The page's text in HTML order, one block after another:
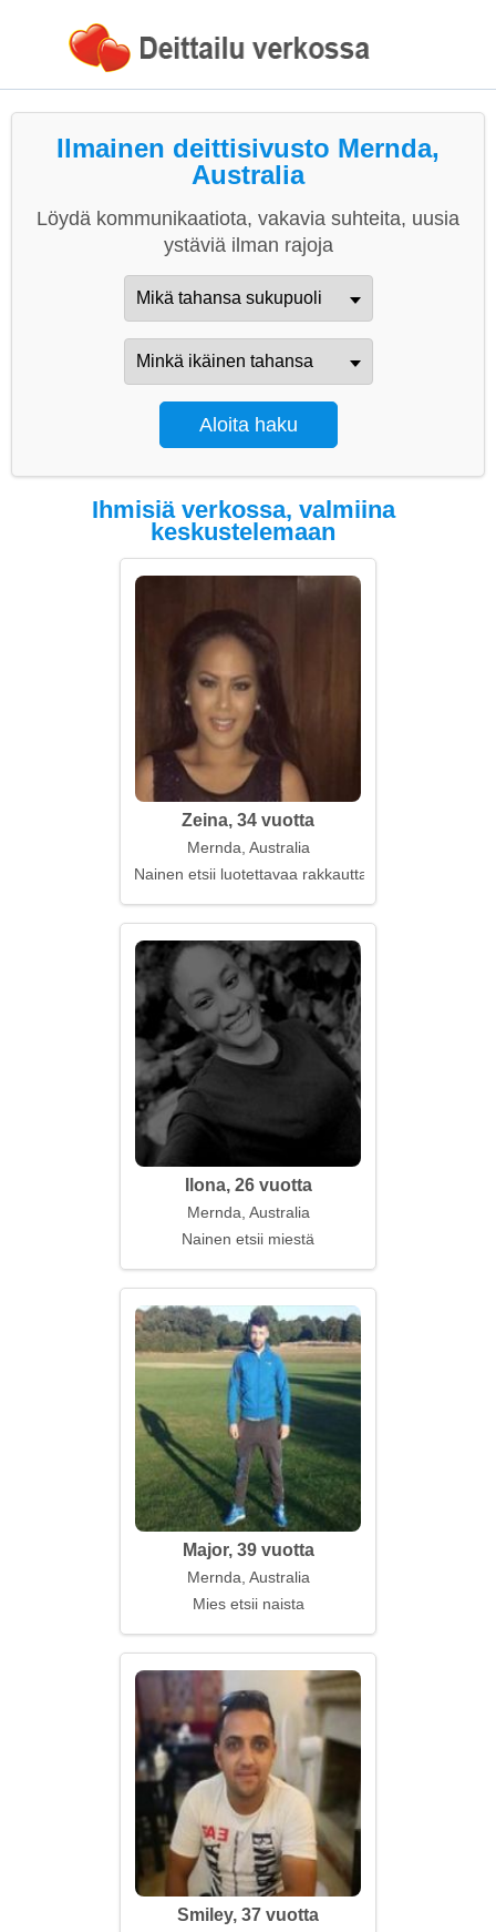
Ilmainen deittisivusto Mernda,
Australia
Löydä kommunikaatiota, vakavia suhteita, uusia
ystäviä ilman rajoja
Ihmisiä verkossa, valmiina
keskustelemaan
Zeina, 34 vuotta
Mernda, Australia
Nainen etsii luotettavaa rakkautta
Ilona, 26 vuotta
Mernda, Australia
Nainen etsii miestä
Major, 39 vuotta
Mernda, Australia
Mies etsii naista
Smiley, 37 vuotta